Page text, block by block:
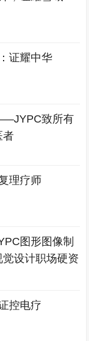
证耀中华
致所有
者
理疗师
图形图像制
设计职场硬资
控电疗